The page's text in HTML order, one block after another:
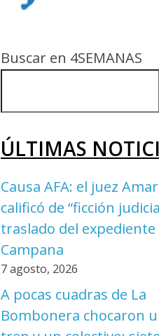
Buscar en 4SEMANAS
ÚLTIMAS
Causa AFA: el juez
calificó de “ficción
traslado del expediente
Campana
7 agosto, 2026
A pocas cuadras de La
Bombonera chocaron